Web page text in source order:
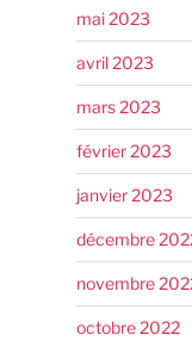
mai 2023
avril 2023
mars 2023
février 2023
janvier 2023
décembre
novembre
octobre 2022